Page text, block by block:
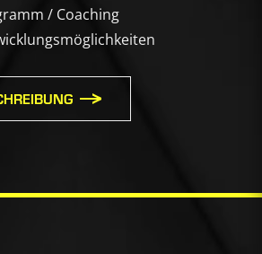
/ Coaching